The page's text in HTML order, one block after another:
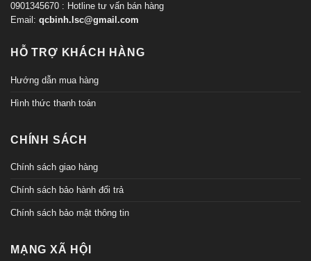
0901345670 : Hotline tư vấn bán hàng
Email: qcbinh.lsc@gmail.com
HỖ TRỢ KHÁCH HÀNG
Hướng dẫn mua hàng
Hình thức thanh toán
CHÍNH SÁCH
Chính sách giao hàng
Chính sách bảo hành đổi trả
Chính sách bảo mật thông tin
MẠNG XÃ HỘI